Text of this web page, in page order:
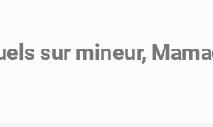
sur mineur,